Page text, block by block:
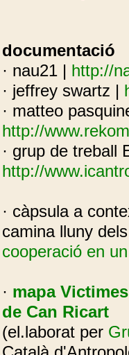
documentació
· nau21 | http://
· jeffrey swartz |
· matteo
http://
· grup de treball
http://
· càpsula a
camina lluny
cooperació en
· mapaVictimes
de Can Ricart
(el.laborat per